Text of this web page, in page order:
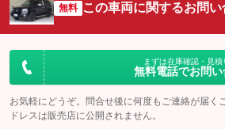
無料 この車両に関するお問
まずは在庫確認・見積
無料電話でお問
お気軽にどうぞ。問合せ後に何度もご連絡が届く
ドレスは販売店に公開されません。